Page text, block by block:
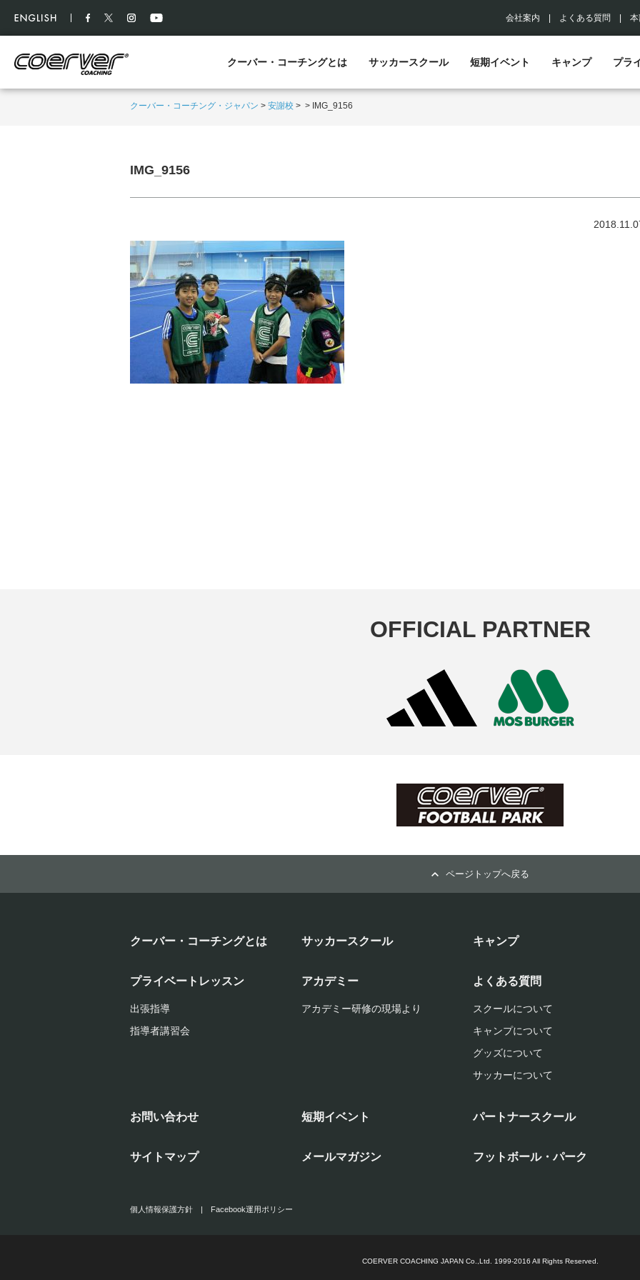
会社案内 よくある質問
クーバー・コーチングとは サッカースクール 短期イベント キャンプ プラ
クーバー・コーチング・ジャパン > 安謝校 > > IMG_9156
IMG_9156
OFFICIAL PARTNER
ページトップへ戻る
クーバー・コーチングとは サッカースクール キャンプ
プライベートレッスン
出張指導
指導者講習会
アカデミー
アカデミー研修の現場より
よくある質問
スクールについて
キャンプについて
グッズについて
サッカーについて
お問い合わせ 短期イベント パートナースクール
サイトマップ メールマガジン フットボール・パーク
個人情報保護方針 | Facebook運用ポリシー
COERVER COACHING JAPAN Co.,Ltd. 1999-2016 All Rights Reserved.